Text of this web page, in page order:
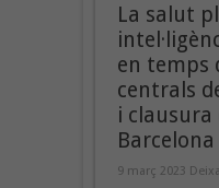
La salut
en temps
centrals
i clausura
Barcelona
9 març 2023